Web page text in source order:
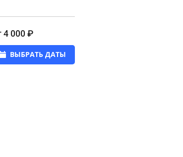
4 000 ₽
ВЫБРАТЬ ДАТЫ